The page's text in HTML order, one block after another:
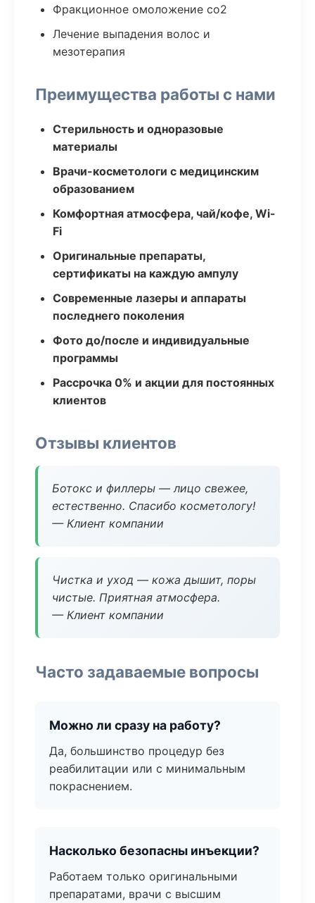
Фракционное омоложение co2
Лечение выпадения волос и
мезотерапия
Преимущества работы с нами
Стерильность и одноразовые
материалы
Врачи-косметологи с медицинским
образованием
Комфортная атмосфера, чай/кофе, Wi-
Fi
Оригинальные препараты,
сертификаты на каждую ампулу
Современные лазеры и аппараты
последнего поколения
Фото до/после и индивидуальные
программы
Рассрочка 0% и акции для постоянных
клиентов
Отзывы клиентов
Ботокс и филлеры — лицо свежее,
естественно. Спасибо косметологу!
— Клиент компании
Чистка и уход — кожа дышит, поры
чистые. Приятная атмосфера.
— Клиент компании
Часто задаваемые вопросы
Можно ли сразу на работу?
Да, большинство процедур без
реабилитации или с минимальным
покраснением.
Насколько безопасны инъекции?
Работаем только оригинальными
препаратами, врачи с высшим